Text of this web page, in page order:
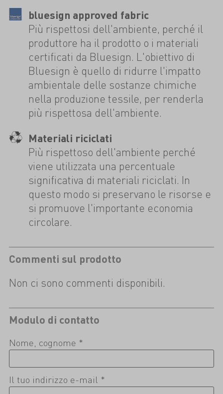
bluesign approved fabric
Più rispettosi dell'ambiente, perché il
produttore ha il prodotto o i materiali
certificati da Bluesign. L'obiettivo di
Bluesign è quello di ridurre l'impatto
ambientale delle sostanze chimiche
nella produzione tessile, per renderla
più rispettosa dell'ambiente.
Materiali riciclati
Più rispettoso dell'ambiente perché
viene utilizzata una percentuale
significativa di materiali riciclati. In
questo modo si preservano le risorse e
si promuove l'importante economia
circolare.
Commenti sul prodotto
Non ci sono commenti disponibili.
Modulo di contatto
Nome, cognome *
Il tuo indirizzo e-mail *